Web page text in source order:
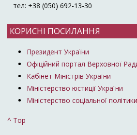
тел: +38 (050) 692-13-30
КОРИСНІ ПОСИЛАННЯ
Президент України
Офіційний портал Верховної
Кабінет Міністрів України
Міністерство юстиції України
Міністерство соціальної
^ Top